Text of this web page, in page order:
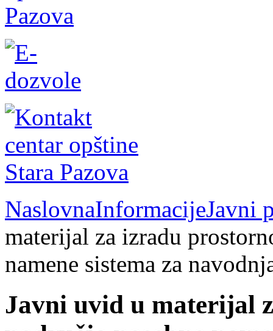
NaslovnaInformacijeJavni
materijal za izradu
namene sistema za
Javni uvid u materijal